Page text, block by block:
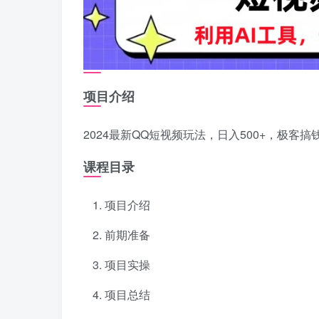
项目介绍
2024最新QQ短视频玩法，日入500+，极客搞
课程目录
项目介绍
前期准备
项目实操
项目总结